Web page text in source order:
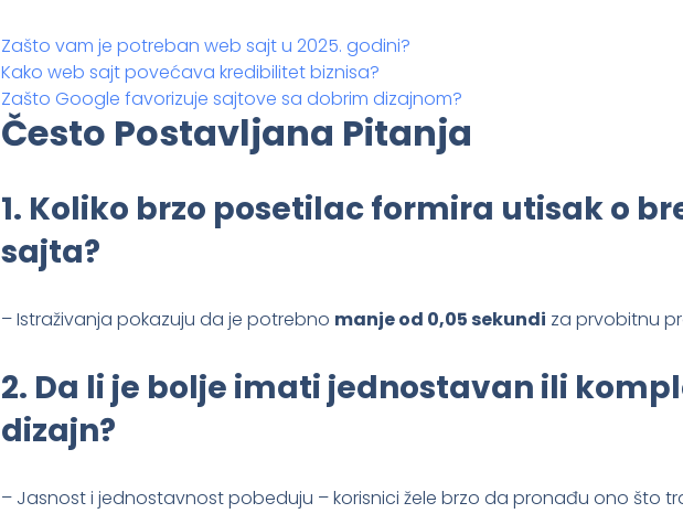
Zašto vam je potreban web sajt u 2025. godini?
Kako web sajt povećava kredibilitet biznisa?
Zašto Google favorizuje sajtove sa dobrim dizajnom?
Često Postavljana Pitanja
1. Koliko brzo posetilac formira utisak o
sajta?
– Istraživanja pokazuju da je potrebno manje od 0,05 sekundi za prvobitnu
2. Da li je bolje imati jednostavan ili
dizajn?
– Jasnost i jednostavnost pobeduju – korisnici žele brzo da pronađu ono što